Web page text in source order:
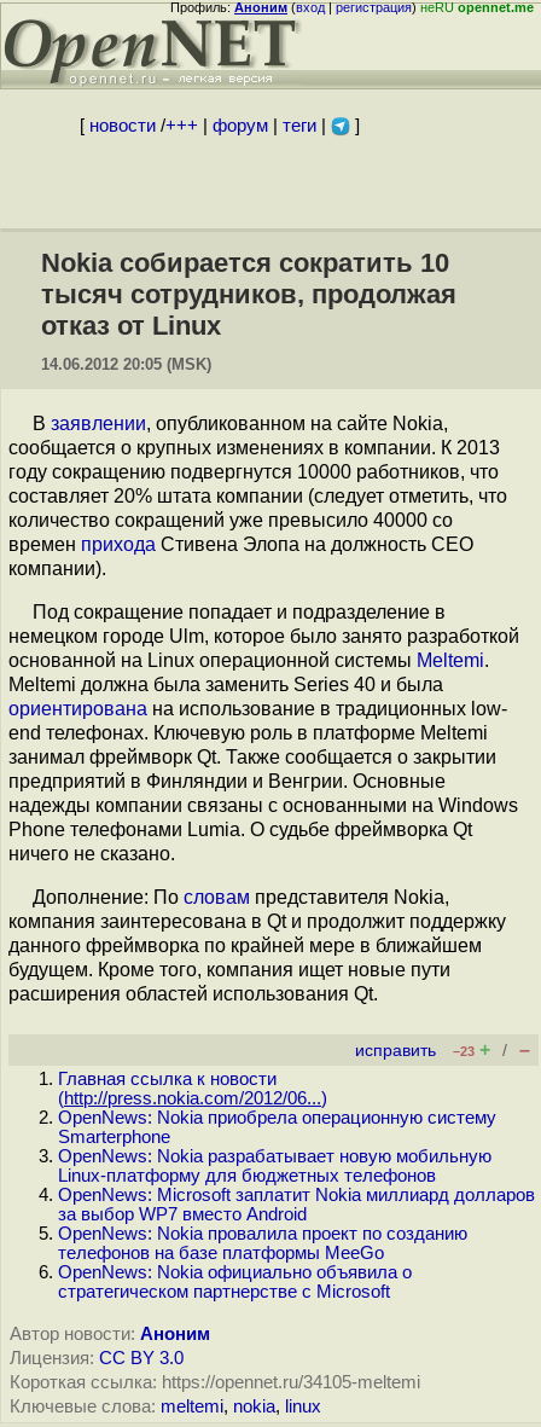
Профиль:Аноним(вход|регистрация)неRUopennet.me
[ новости/+++ форум| теги| ]
Nokia собирается сократить 10
тысяч сотрудников, продолжая
отказ от Linux
14.06.2012 20:05 (MSK)
В заявлении, опубликованном на сайте Nokia,
сообщается о крупных изменениях в компании. К 2013
году сокращению подвергнутся 10000 работников, что
составляет 20% штата компании (следует отметить, что
количество сокращений уже превысило 40000 со
времен прихода Стивена Элопа на должность СЕО
компании).
Под сокращение попадает и подразделение в
немецком городе Ulm, которое было занято разработкой
основанной на Linux операционной системы Meltemi.
Meltemi должна была заменить Series 40 и была
ориентирована на использование в традиционных low-
end телефонах. Ключевую роль в платформе Meltemi
занимал фреймворк Qt. Также сообщается о закрытии
предприятий в Финляндии и Венгрии. Основные
надежды компании связаны с основанными на Windows
Phone телефонами Lumiа. О судьбе фреймворка Qt
ничего не сказано.
Дополнение: По словам представителя Nokiа,
компания заинтересована в Qt и продолжит поддержку
данного фреймворка по крайней мере в ближайшем
будущем. Кроме того, компания ищет новые пути
расширения областей использования Qt.
исправить –23 + / –
Главная ссылка к новости
(http://press.nokia.com/2012/06...)
OpenNews: Nokia приобрела операционную систему
Smarterphone
OpenNews: Nokia разрабатывает новую мобильную
Linux-платформу для бюджетных телефонов
OpenNews: Microsoft заплатит Nokia миллиард долларов
за выбор WP7 вместо Android
OpenNews: Nokia провалила проект по созданию
телефонов на базе платформы MeeGo
OpenNews: Nokia официально объявила о
стратегическом партнерстве с Microsoft
Автор новости: Аноним
Лицензия: CC BY 3.0
Короткая ссылка: https://opennet.ru/34105-meltemi
Ключевые слова: meltemi, nokia, linux